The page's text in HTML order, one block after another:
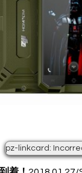
pz-linkcard: